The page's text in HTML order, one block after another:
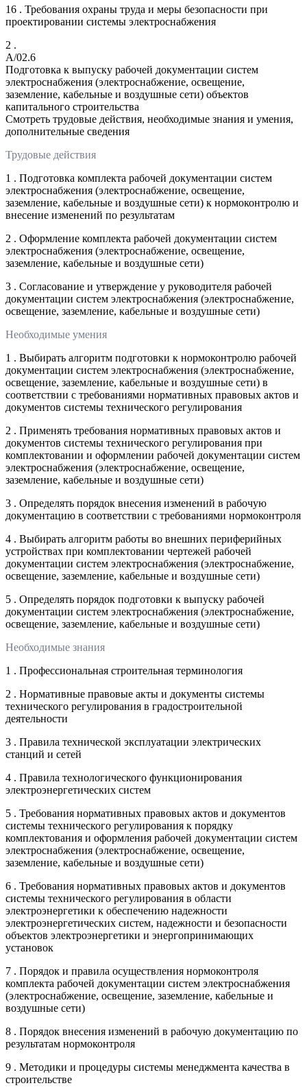
16 . Требования охраны труда и меры безопасности при
проектировании системы электроснабжения
2 .
A/02.6
Подготовка к выпуску рабочей документации систем
электроснабжения (электроснабжение, освещение,
заземление, кабельные и воздушные сети) объектов
капитального строительства
Смотреть трудовые действия, необходимые знания и умения,
дополнительные сведения
Трудовые действия
1 . Подготовка комплекта рабочей документации систем
электроснабжения (электроснабжение, освещение,
заземление, кабельные и воздушные сети) к нормоконтролю и
внесение изменений по результатам
2 . Оформление комплекта рабочей документации систем
электроснабжения (электроснабжение, освещение,
заземление, кабельные и воздушные сети)
3 . Согласование и утверждение у руководителя рабочей
документации систем электроснабжения (электроснабжение,
освещение, заземление, кабельные и воздушные сети)
Необходимые умения
1 . Выбирать алгоритм подготовки к нормоконтролю рабочей
документации систем электроснабжения (электроснабжение,
освещение, заземление, кабельные и воздушные сети) в
соответствии с требованиями нормативных правовых актов и
документов системы технического регулирования
2 . Применять требования нормативных правовых актов и
документов системы технического регулирования при
комплектовании и оформлении рабочей документации систем
электроснабжения (электроснабжение, освещение,
заземление, кабельные и воздушные сети)
3 . Определять порядок внесения изменений в рабочую
документацию в соответствии с требованиями нормоконтроля
4 . Выбирать алгоритм работы во внешних периферийных
устройствах при комплектовании чертежей рабочей
документации систем электроснабжения (электроснабжение,
освещение, заземление, кабельные и воздушные сети)
5 . Определять порядок подготовки к выпуску рабочей
документации систем электроснабжения (электроснабжение,
освещение, заземление, кабельные и воздушные сети)
Необходимые знания
1 . Профессиональная строительная терминология
2 . Нормативные правовые акты и документы системы
технического регулирования в градостроительной
деятельности
3 . Правила технической эксплуатации электрических
станций и сетей
4 . Правила технологического функционирования
электроэнергетических систем
5 . Требования нормативных правовых актов и документов
системы технического регулирования к порядку
комплектования и оформления рабочей документации систем
электроснабжения (электроснабжение, освещение,
заземление, кабельные и воздушные сети)
6 . Требования нормативных правовых актов и документов
системы технического регулирования в области
электроэнергетики к обеспечению надежности
электроэнергетических систем, надежности и безопасности
объектов электроэнергетики и энергопринимающих
установок
7 . Порядок и правила осуществления нормоконтроля
комплекта рабочей документации систем электроснабжения
(электроснабжение, освещение, заземление, кабельные и
воздушные сети)
8 . Порядок внесения изменений в рабочую документацию по
результатам нормоконтроля
9 . Методики и процедуры системы менеджмента качества в
строительстве